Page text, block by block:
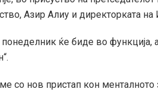
Азир Алиу и директорката на
ќе биде во функција,
со нов пристап кон менталното